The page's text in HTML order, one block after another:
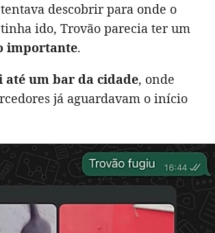
descobrir para onde o
ido, Trovão parecia ter um
importante.
até um bar da cidade, onde
já aguardavam o início